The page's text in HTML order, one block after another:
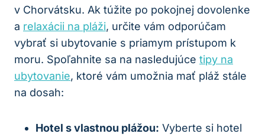
v Chorvátsku. Ak túžite po pokojnej dovolenke
a relaxácii na pláži, určite vám odporúčam
vybrať si ubytovanie s priamym prístupom k
moru. Spoľahnite sa na nasledujúce tipy na
ubytovanie, ktoré vám umožnia mať pláž stále
na dosah:
Hotel s vlastnou plážou: Vyberte si hotel